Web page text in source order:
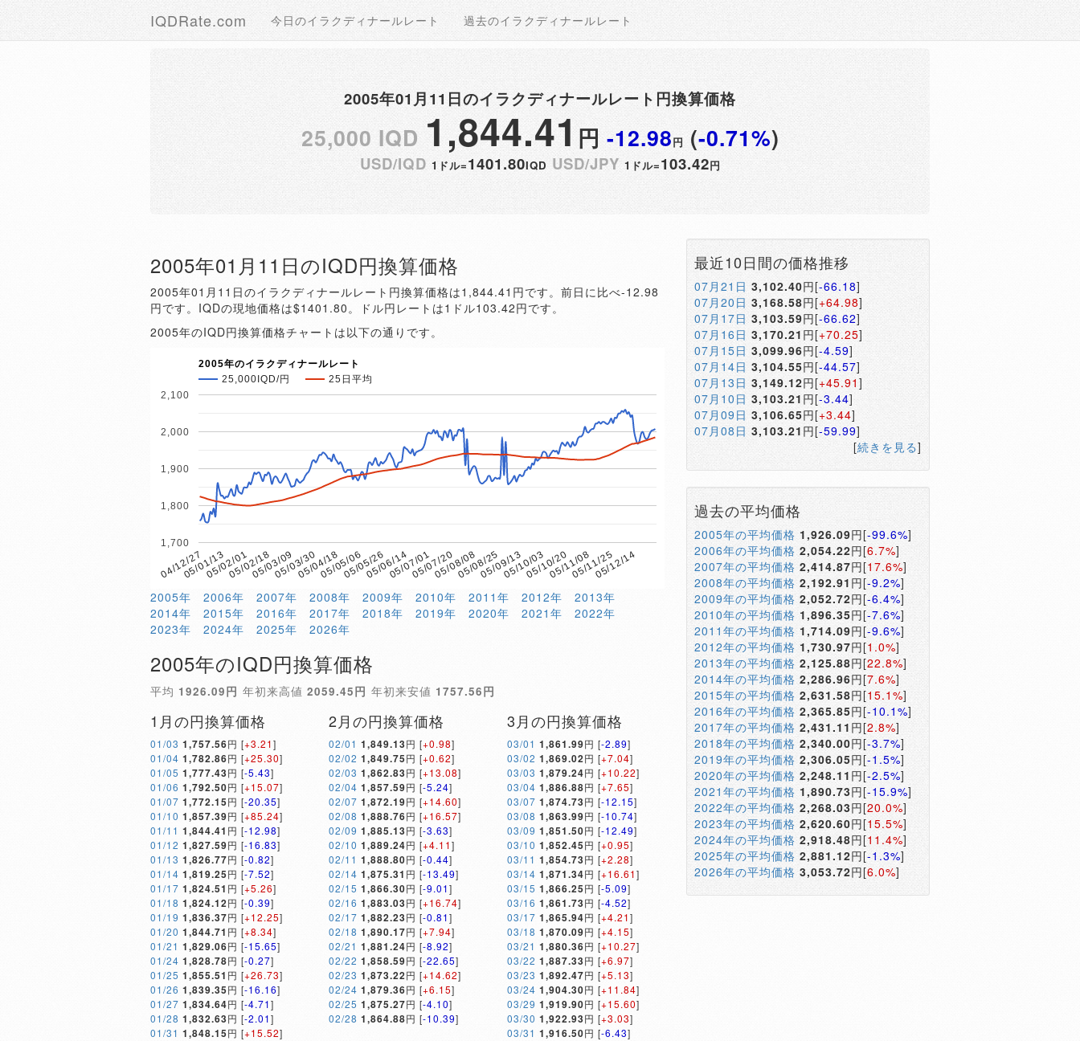
IQDRate.com 今日のイラクディナールレート 過去のイラクディナールレート
2005年01月11日のイラクディナールレート円換算価格
25,000 IQD 1,844.41円-12.98円 (-0.71%)
USD/IQD 1ドル=1401.80IQD USD/JPY 1ドル=103.42円
2005年01月11日のIQD円換算価格
2005年01月11日のイラクディナールレート円換算価格は1,844.41円です。前日に比べ-12.98
円です。IQDの現地価格は$1401.80。ドル円レートは1ドル103.42円です。
2005年のIQD円換算価格チャートは以下の通りです。
2005年のイラクディナールレート
25,000IQD/円
25日平均
04/12/2705/01/1305/02/0105/02/1805/03/0905/03/3005/04/1805/05/0605/05/2605/06/1405/07/0105/07/2005/08/0805/08/2505/09/1305/10/0305/10/2005/11/0805/11/2505/12/14
1,700
1,800
1,900
2,000
2,100
2005年 2006年 2007年 2008年 2009年 2010年 2011年 2012年
2013年
2014年
2015年 2016年 2017年 2018年 2019年 2020年 2021年
2022年
2023年
2024年 2025年 2026年
2005年のIQD円換算価格
平均 1926.09円 年初来高値 2059.45円 年初来安値 1757.56円
1月の円換算価格
01/03 1,757.56円 [+3.21]
01/04 1,782.86円 [+25.30]
01/05 1,777.43円 [-5.43]
01/06 1,792.50円 [+15.07]
01/07 1,772.15円 [-20.35]
01/10 1,857.39円 [+85.24]
01/11 1,844.41 円 [-12.98]
01/12 1,827.59円 [-16.83]
01/13 1,826.77円 [-0.82]
01/14 1,819.25円 [-7.52]
01/17 1,824.51 円 [+5.26]
01/18 1,824.12円 [-0.39]
01/19 1,836.37円 [+12.25]
01/20 1,844.71 円 [+8.34]
01/21 1,829.06円 [-15.65]
01/24 1,828.78円 [-0.27]
01/25 1,855.51 円 [+26.73]
01/26 1,839.35円 [-16.16]
01/27 1,834.64円 [-4.71]
01/28 1,832.63円 [-2.01]
01/31 1,848.15円 [+15.52]
2月の円換算価格
02/01 1,849.13円 [+0.98]
02/02 1,849.75円 [+0.62]
02/03 1,862.83円 [+13.08]
02/04 1,857.59円 [-5.24]
02/07 1,872.19円 [+14.60]
02/08 1,888.76円 [+16.57]
02/09 1,885.13円 [-3.63]
02/10 1,889.24円 [+4.11]
02/11 1,888.80円 [-0.44]
02/14 1,875.31 円 [-13.49]
02/15 1,866.30円 [-9.01]
02/16 1,883.03円 [+16.74]
02/17 1,882.23円 [-0.81]
02/18 1,890.17円 [+7.94]
02/21 1,881.24円 [-8.92]
02/22 1,858.59円 [-22.65]
02/23 1,873.22円 [+14.62]
02/24 1,879.36円 [+6.15]
02/25 1,875.27円 [-4.10]
02/28 1,864.88円 [-10.39]
3月の円換算価格
03/01 1,861.99円 [-2.89]
03/02 1,869.02円 [+7.04]
03/03 1,879.24円 [+10.22]
03/04 1,886.88円 [+7.65]
03/07 1,874.73円 [-12.15]
03/08 1,863.99円 [-10.74]
03/09 1,851.50円 [-12.49]
03/10 1,852.45円 [+0.95]
03/11 1,854.73円 [+2.28]
03/14 1,871.34円 [+16.61]
03/15 1,866.25円 [-5.09]
03/16 1,861.73円 [-4.52]
03/17 1,865.94円 [+4.21]
03/18 1,870.09円 [+4.15]
03/21 1,880.36円 [+10.27]
03/22 1,887.33円 [+6.97]
03/23 1,892.47円 [+5.13]
03/24 1,904.30円 [+11.84]
03/29 1,919.90円 [+15.60]
03/30 1,922.93円 [+3.03]
03/31 1,916.50円 [-6.43]
最近10日間の価格推移
07月21日 3,102.40円[-66.18]
07月20日 3,168.58円[+64.98]
07月17日 3,103.59円[-66.62]
07月16日 3,170.21 円[+70.25]
07月15日 3,099.96円[-4.59]
07月14日 3,104.55円[-44.57]
07月13日 3,149.12円[+45.91 ]
07月10日 3,103.21円[-3.44]
07月09日 3,106.65円[+3.44]
07月08日 3,103.21 円[-59.99]
[続きを見る]
過去の平均価格
2005年の平均価格 1,926.09円[-99.6%]
2006年の平均価格 2,054.22円[6.7%]
2007年の平均価格 2,414.87円[17.6%]
2008年の平均価格 2,192.91 円[-9.2%]
2009年の平均価格 2,052.72円[-6.4%]
2010年の平均価格 1,896.35円[-7.6%]
2011年の平均価格 1,714.09円[-9.6%]
2012年の平均価格 1,730.97円[1.0%]
2013年の平均価格 2,125.88円[22.8%]
2014年の平均価格 2,286.96円[7.6%]
2015年の平均価格 2,631.58円[15.1%]
2016年の平均価格 2,365.85円[-10.1%]
2017年の平均価格 2,431.11 円[2.8%]
2018年の平均価格 2,340.00円[-3.7%]
2019年の平均価格 2,306.05円[-1.5%]
2020年の平均価格 2,248.11 円[-2.5%]
2021年の平均価格 1,890.73円[-15.9%]
2022年の平均価格 2,268.03円[20.0%]
2023年の平均価格 2,620.60円[15.5%]
2024年の平均価格 2,918.48円[11.4%]
2025年の平均価格 2,881.12円[-1.3%]
2026年の平均価格 3,053.72円[6.0%]